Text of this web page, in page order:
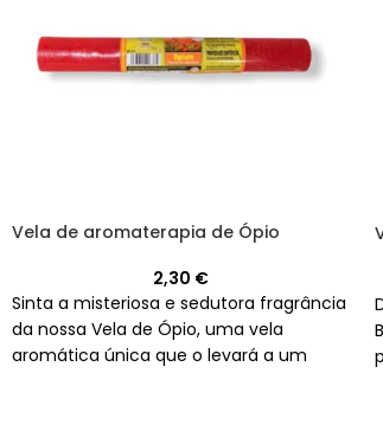
Vela de aromaterapia de Ópio
2,30 €
Sinta a misteriosa e sedutora fragrância
da nossa Vela de Ópio, uma vela
aromática única que o levará a um